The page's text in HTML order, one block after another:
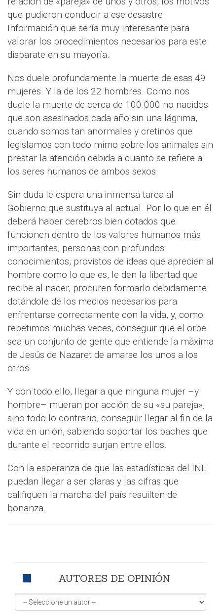
que pudieron conducir a ese desastre.
Información que sería muy interesante para
valorar los procedimientos necesarios para este
disparate en su mayoría.
Nos duele profundamente la muerte de esas 49
mujeres. Y la de los 22 hombres. Como nos
duele la muerte de cerca de 100.000 no nacidos
que son asesinados cada año sin una lágrima,
cuando somos tan anormales y cretinos que
legislamos con todo mimo sobre los animales sin
prestar la atención debida a cuanto se refiere a
los seres humanos de ambos sexos.
Sin duda le espera una inmensa tarea al
Gobierno que sustituya al actual. Por lo que en él
deberá haber cerebros bien dotados que
funcionen dentro de los valores humanos más
importantes, personas con profundos
conocimientos, provistos de ideas que aprecien al
hombre como lo que es, le den la libertad que
recibe al nacer, procuren formarlo debidamente
dotándole de los medios necesarios para
enfrentarse correctamente con la vida, y, como
repetimos muchas veces, conseguir que el orbe
sea un conjunto de gente que entiende la máxima
de Jesús de Nazaret de amarse los unos a los
otros.
Y con todo ello, llegar a que ninguna mujer –y
hombre– mueran por acción de su «su pareja»,
sino todo lo contrario, conseguir llegar al fin de la
vida en unión, sabiendo soportar los baches que
durante el recorrido surjan entre ellos.
Con la esperanza de que las estadísticas del INE
puedan llegar a ser claras y las cifras que
califiquen la marcha del país resuilten de
bonanza.
AUTORES DE OPINIÓN